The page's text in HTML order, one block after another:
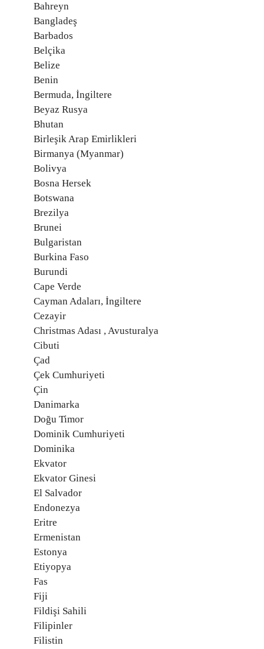
Bahreyn
Bangladeş
Barbados
Belçika
Belize
Benin
Bermuda, İngiltere
Beyaz Rusya
Bhutan
Birleşik Arap Emirlikleri
Birmanya (Myanmar)
Bolivya
Bosna Hersek
Botswana
Brezilya
Brunei
Bulgaristan
Burkina Faso
Burundi
Cape Verde
Cayman Adaları, İngiltere
Cezayir
Christmas Adası , Avusturalya
Cibuti
Çad
Çek Cumhuriyeti
Çin
Danimarka
Doğu Timor
Dominik Cumhuriyeti
Dominika
Ekvator
Ekvator Ginesi
El Salvador
Endonezya
Eritre
Ermenistan
Estonya
Etiyopya
Fas
Fiji
Fildişi Sahili
Filipinler
Filistin